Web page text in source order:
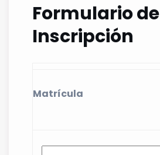
Formulario de
Inscripción
Matrícula